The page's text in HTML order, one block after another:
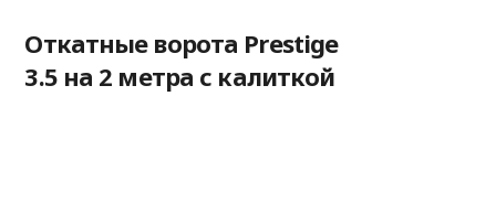
Откатные ворота Prestige
3.5 на 2 метра с калиткой